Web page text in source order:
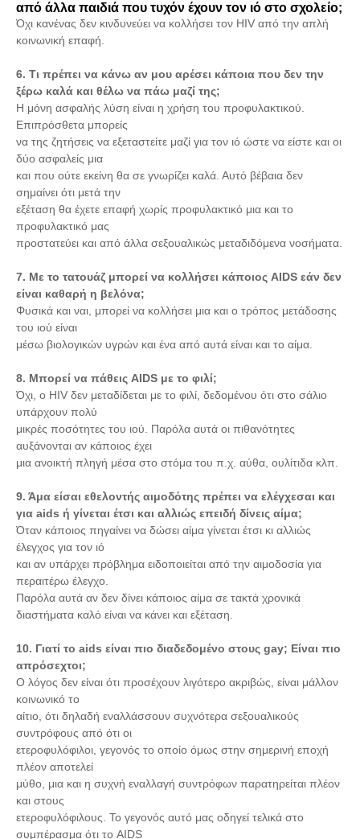
από άλλα παιδιά που τυχόν έχουν τον ιό στο σχολείο;
Όχι κανένας δεν κινδυνεύει να κολλήσει τον HIV από την απλή
κοινωνική επαφή.
6. Τι πρέπει να κάνω αν μου αρέσει κάποια που δεν την
ξέρω καλά και θέλω να πάω μαζί της;
Η μόνη ασφαλής λύση είναι η χρήση του προφυλακτικού.
Επιπρόσθετα μπορείς
να της ζητήσεις να εξεταστείτε μαζί για τον ιό ώστε να είστε και οι
δύο ασφαλείς μια
και που ούτε εκείνη θα σε γνωρίζει καλά. Αυτό βέβαια δεν
σημαίνει ότι μετά την
εξέταση θα έχετε επαφή χωρίς προφυλακτικό μια και το
προφυλακτικό μας
προστατεύει και από άλλα σεξουαλικώς μεταδιδόμενα νοσήματα.
7. Με το τατουάζ μπορεί να κολλήσει κάποιος AIDS εάν δεν
είναι καθαρή η βελόνα;
Φυσικά και ναι, μπορεί να κολλήσει μια και ο τρόπος μετάδοσης
του ιού είναι
μέσω βιολογικών υγρών και ένα από αυτά είναι και το αίμα.
8. Μπορεί να πάθεις AIDS με το φιλί;
Όχι, o HIV δεν μεταδίδεται με το φιλί, δεδομένου ότι στο σάλιο
υπάρχουν πολύ
μικρές ποσότητες του ιού. Παρόλα αυτά οι πιθανότητες
αυξάνονται αν κάποιος έχει
μια ανοικτή πληγή μέσα στο στόμα του π.χ. αύθα, ουλίτιδα κλπ.
9. Άμα είσαι εθελοντής αιμοδότης πρέπει να ελέγχεσαι και
για aids ή γίνεται έτσι και αλλιώς επειδή δίνεις αίμα;
Όταν κάποιος πηγαίνει να δώσει αίμα γίνεται έτσι κι αλλιώς
έλεγχος για τον ιό
και αν υπάρχει πρόβλημα ειδοποιείται από την αιμοδοσία για
περαιτέρω έλεγχο.
Παρόλα αυτά αν δεν δίνει κάποιος αίμα σε τακτά χρονικά
διαστήματα καλό είναι να κάνει και εξέταση.
10. Γιατί το aids είναι πιο διαδεδομένο στους gay; Είναι πιο
απρόσεχτοι;
Ο λόγος δεν είναι ότι προσέχουν λιγότερο ακριβώς, είναι μάλλον
κοινωνικό το
αίτιο, ότι δηλαδή εναλλάσσουν συχνότερα σεξουαλικούς
συντρόφους από ότι οι
ετεροφυλόφιλοι, γεγονός το οποίο όμως στην σημερινή εποχή
πλέον αποτελεί
μύθο, μια και η συχνή εναλλαγή συντρόφων παρατηρείται πλέον
και στους
ετεροφυλόφιλους. Το γεγονός αυτό μας οδηγεί τελικά στο
συμπέρασμα ότι το AIDS